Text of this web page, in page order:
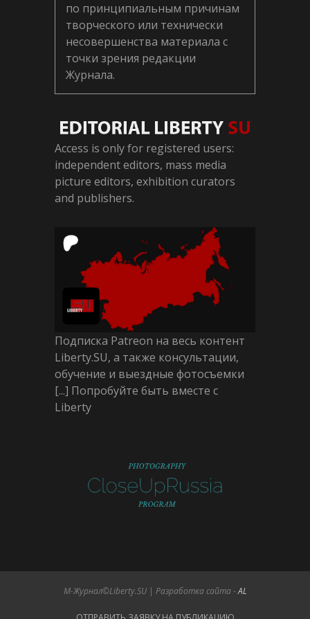
по принципиальным причинам
творческого или технически
несовершенства материала с
точки зрения редакции
Журнала.
Access is only for registered users:
independent editors, mass media
picture editors, exhibition curators
and publishers.
Подписка Patreon на весь контент
Liberty.SU, а также консультации,
обучение и выездные фотосъемки
[...] Попробуйте быть вместе с
Liberty
М-Журнал©Liberty.SU | Разработка сайта -AL